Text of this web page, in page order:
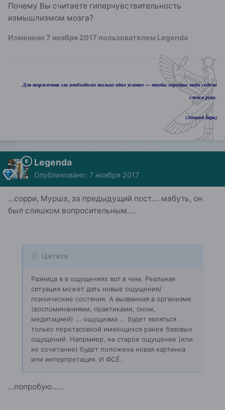
Почему Вы считаете гиперчувствительность
измышлизмом мозга?
Изменено 7 ноября 2017 пользователем Legenda
Для торжества зла необходимо только одно условие — чтобы хорошие люди сидели
сложа руки.
(Эдмунд Берк)
Legenda
Опубликовано: 7 ноября 2017
...сорри, Мурша, за предыдущий пост.... мабуть, он
был слишком вопросительным....
Цитата
Разница в в ощущениях вот в чем. Реальная
ситуация может дать новые ощущения/
психические состяния. А вызванная в организме
(воспоминаниями, практиками, сном,
медитацией) ... ощущизма ... будет являться
только перетасовкой имеющихся ранее базовых
ощущений. Напрмиер, на старое ощущение (или
их сочетание) будет положена новая картинка
или интерпретация. И ФСЁ.
...попробую......